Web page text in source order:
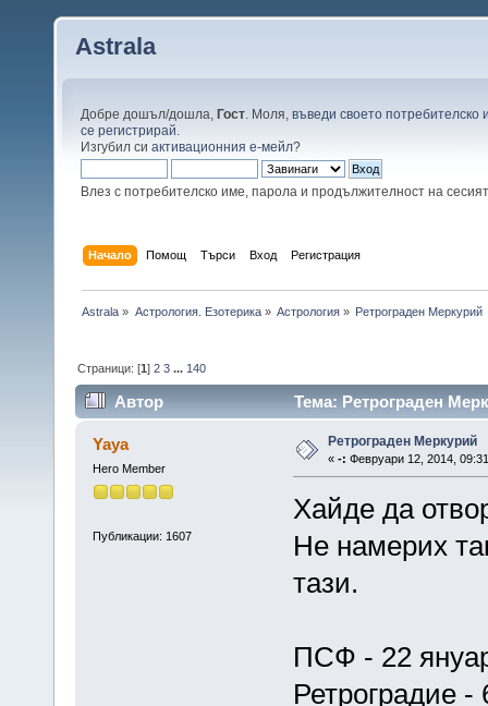
Astrala
Добре дошъл/дошла, Гост . Моля, въведи своето потребителско
се регистрирай
Изгубил си активационния е-мейл?
Влез с потребителско име, парола и продължителност на
Начало Помощ Търси Вход Регистрация
Astrala » Астрология. Езотерика» Астрология» Ретрограден Меркурий
Страници: [1]2 3 ... 140
Автор Тема: Ретрограден
Yaya
Hero Member
Публикации: 1607
Ретрограден Меркурий
« -: Февруари 12, 2014,
Хайде да
Не намерих
тази.
ПСФ - 22
Ретроградие